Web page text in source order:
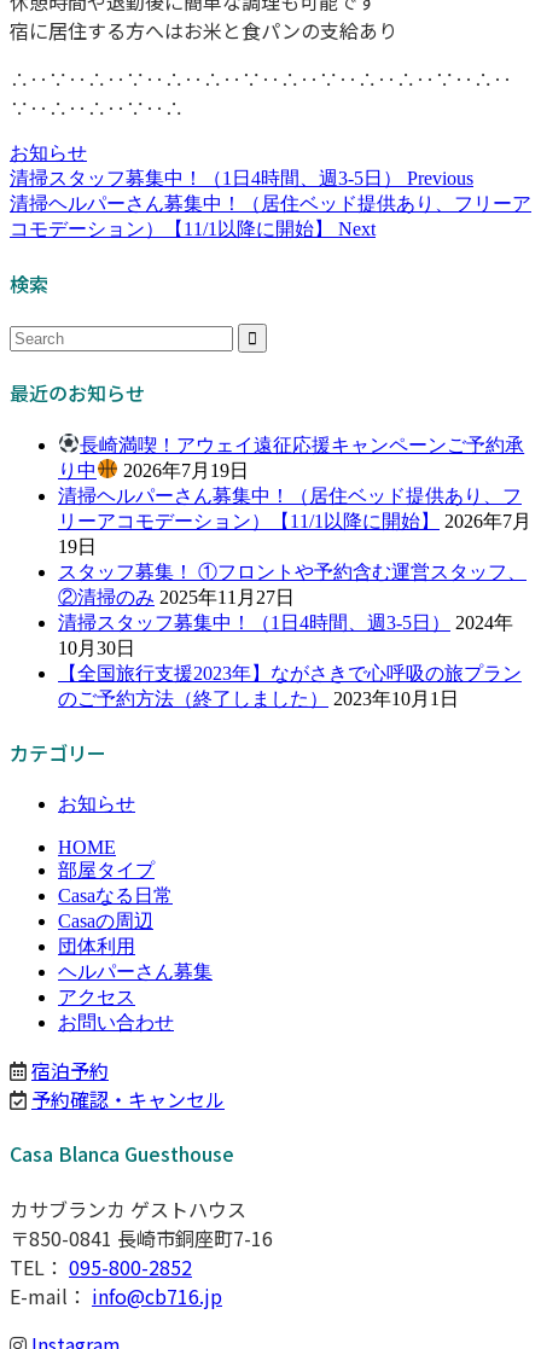
宿に居住する方へはお米と食パンの支給あり
∴‥∵‥∴‥∵‥∴‥∴‥∵‥∴‥∵‥∴‥∴‥∵‥∴‥
∵‥∴‥∴‥∵‥∴
お知らせ
清掃スタッフ募集中！（1日4時間、週3-5日）
Previous
清掃ヘルパーさん募集中！（居住ベッド提供あり、フリーア
コモデーション）【11/1以降に開始】
Next
検索
最近のお知らせ
長崎満喫！アウェイ遠征応援キャンペーンご予約承
り中
2026年7月19日
清掃ヘルパーさん募集中！（居住ベッド提供あり、フ
リーアコモデーション）【11/1以降に開始】
2026年7月
19日
スタッフ募集！ ①フロントや予約含む運営スタッフ、
②清掃のみ 2025年11月27日
清掃スタッフ募集中！（1日4時間、週3-5日）
2024年
10月30日
【全国旅行支援2023年】ながさきで心呼吸の旅プラン
のご予約方法（終了しました）
2023年10月1日
カテゴリー
お知らせ
HOME
部屋タイプ
Casaなる日常
Casaの周辺
団体利用
ヘルパーさん募集
アクセス
お問い合わせ
宿泊予約
予約確認・キャンセル
Casa Blanca Guesthouse
カサブランカ ゲストハウス
〒850-0841 長崎市銅座町7-16
TEL： 095-800-2852
E-mail： info@cb716.jp